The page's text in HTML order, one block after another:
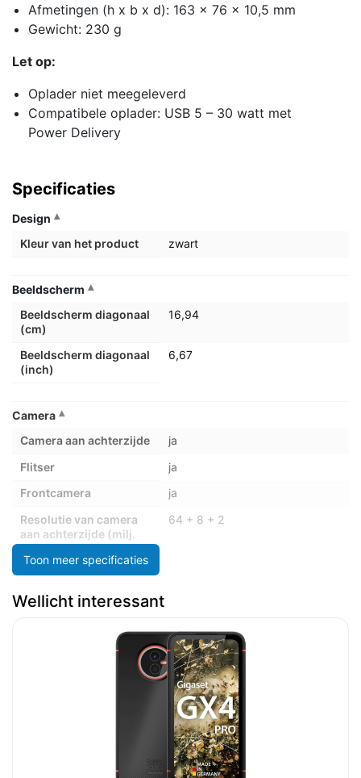
Afmetingen (h x b x d): 163 x 76 x 10,5 mm
Gewicht: 230 g
Let op:
Oplader niet meegeleverd
Compatibele oplader: USB 5 – 30 watt met
Power Delivery
Specificaties
Design
Kleur van het product
zwart
Beeldscherm
Beeldscherm diagonaal
(cm)
16,94
Beeldscherm diagonaal
(inch)
6,67
Camera
Camera aan achterzijde
ja
Flitser
ja
Frontcamera
ja
Resolutie van camera
aan achterzijde (milj.
Pix.)
64 + 8 + 2
Resolutie van camera
1080 x 2400
5.4
Toon meer specificaties
Wellicht interessant